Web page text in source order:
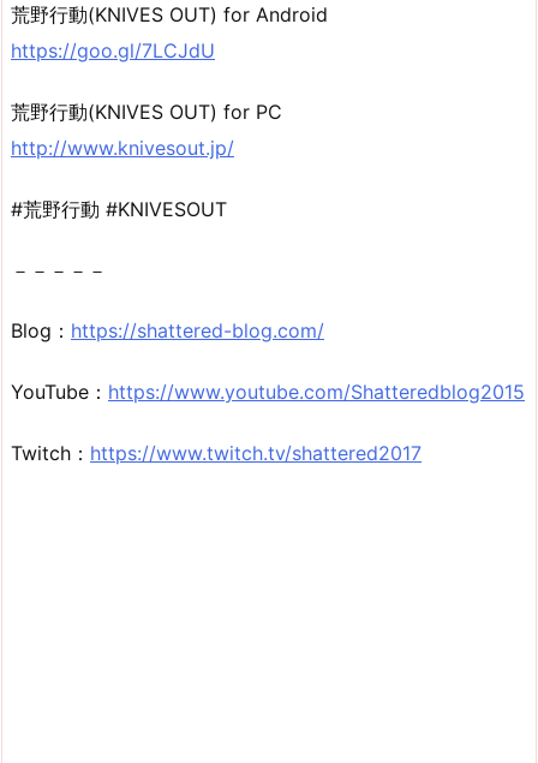
荒野行動(KNIVES OUT) for Android
https://goo.gl/7LCJdU
荒野行動(KNIVES OUT) for PC
http://www.knivesout.jp/
#荒野行動 #KNIVESOUT
－－－－－
Blog： https://shattered-blog.com/
YouTube： https://www.youtube.com/Shatteredblog2015
Twitch： https://www.twitch.tv/shattered2017